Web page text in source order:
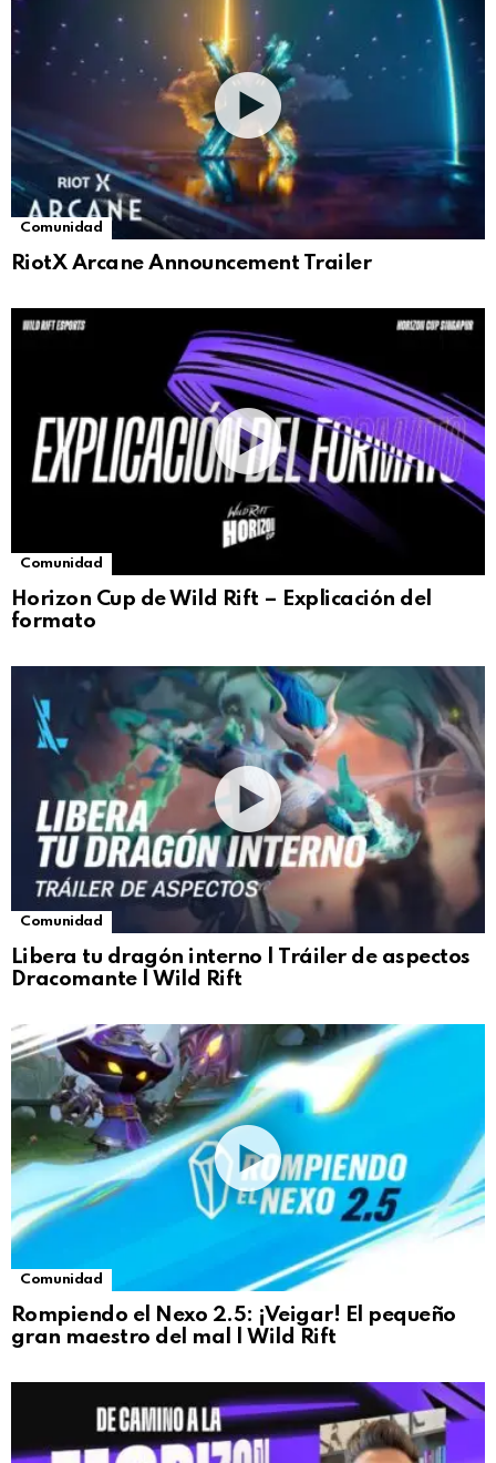
Comunidad
RiotX Arcane Announcement Trailer
Comunidad
Horizon Cup de Wild Rift – Explicación del
formato
Comunidad
Libera tu dragón interno | Tráiler de aspectos
Dracomante | Wild Rift
Comunidad
Rompiendo el Nexo 2.5: ¡Veigar! El pequeño
gran maestro del mal | Wild Rift